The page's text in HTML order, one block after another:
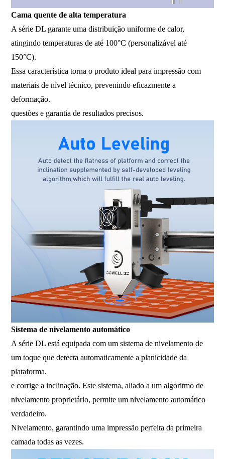
Cama quente de alta temperatura
A série DL garante uma distribuição uniforme de calor,
atingindo temperaturas de até 100°C (personalizável até
150°C).
Essa característica torna o produto ideal para impressão com
materiais de nível técnico, prevenindo eficazmente a
deformação.
questões e garantia de resultados precisos.
Sistema de nivelamento automático
A série DL está equipada com um sistema de nivelamento de
um toque que detecta automaticamente a planicidade da
plataforma.
e corrige a inclinação. Este sistema, aliado a um algoritmo de
nivelamento proprietário, permite um nivelamento automático
verdadeiro.
Nivelamento, garantindo uma impressão perfeita da primeira
camada todas as vezes.